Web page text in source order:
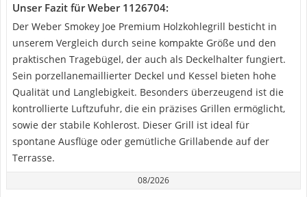
Unser Fazit für Weber 1126704:
Der Weber Smokey Joe Premium Holzkohlegrill besticht in
unserem Vergleich durch seine kompakte Größe und den
praktischen Tragebügel, der auch als Deckelhalter fungiert.
Sein porzellanemaillierter Deckel und Kessel bieten hohe
Qualität und Langlebigkeit. Besonders überzeugend ist die
kontrollierte Luftzufuhr, die ein präzises Grillen ermöglicht,
sowie der stabile Kohlerost. Dieser Grill ist ideal für
spontane Ausflüge oder gemütliche Grillabende auf der
Terrasse.
08/2026